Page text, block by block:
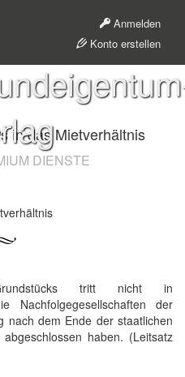
Anmelden
Konto erstellen
DIENSTE
in das Mietverhältnis
tritt nicht in
Nachfolgegesellschaften der
nach dem Ende der staatlichen
haben. (Leitsatz